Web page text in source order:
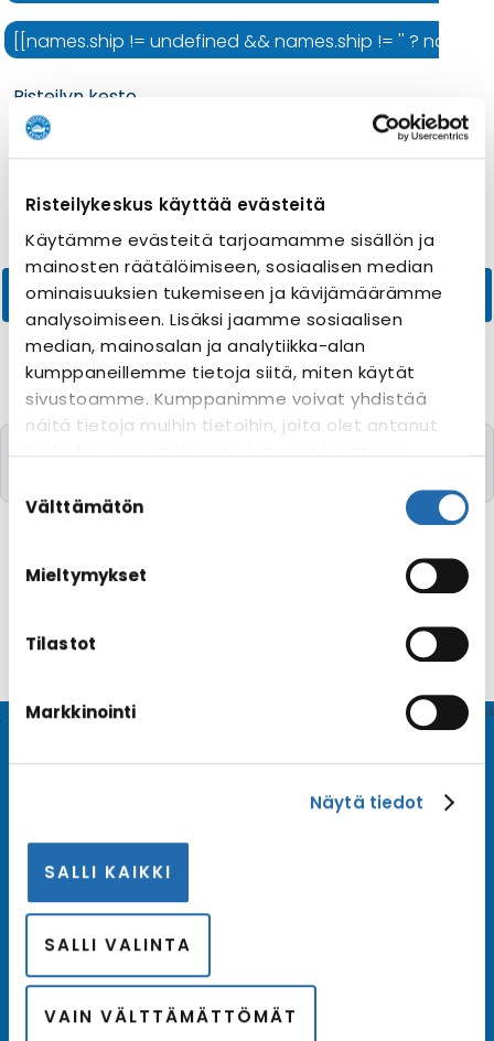
Risteilykeskus käyttää evästeitä
Käytämme evästeitä tarjoamamme sisällön ja
mainosten räätälöimiseen, sosiaalisen median
ominaisuuksien tukemiseen ja kävijämäärämme
analysoimiseen. Lisäksi jaamme sosiaalisen
median, mainosalan ja analytiikka-alan
kumppaneillemme tietoja siitä, miten käytät
sivustoamme. Kumppanimme voivat yhdistää
näitä tietoja muihin tietoihin, joita olet antanut
evästeasetuksiesi hyväksyntää sivuston
linkistä.
valinta
Välttämätön
Mieltymykset
Tilastot
Markkinointi
Näytä tiedot
SALLI KAIKKI
SALLI VALINTA
VAIN VÄLTTÄMÄTTÖMÄT
[[names.ship != undefined && names.ship != '' ?
Risteilyn kesto
V4.1663
varustamoiden tarjouksista ja kampanjaeduista.
Ota yhteyttä